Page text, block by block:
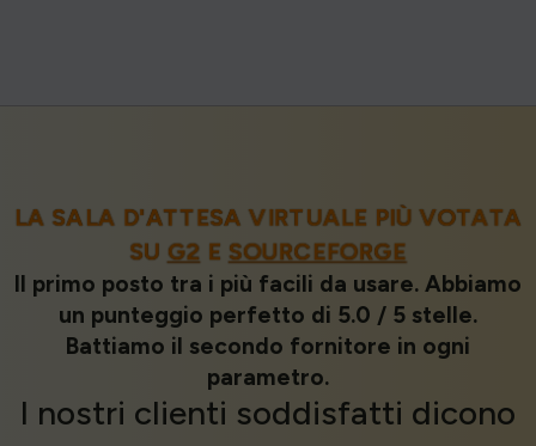
LA SALA D'ATTESA VIRTUALE PIÙ VOTATA
SUG2 E SOURCEFORGE
Il primo posto tra i più facili da usare. Abbiamo
un punteggio perfetto di 5.0 / 5 stelle.
Battiamo il secondo fornitore in ogni
parametro.
I nostri clienti soddisfatti dicono